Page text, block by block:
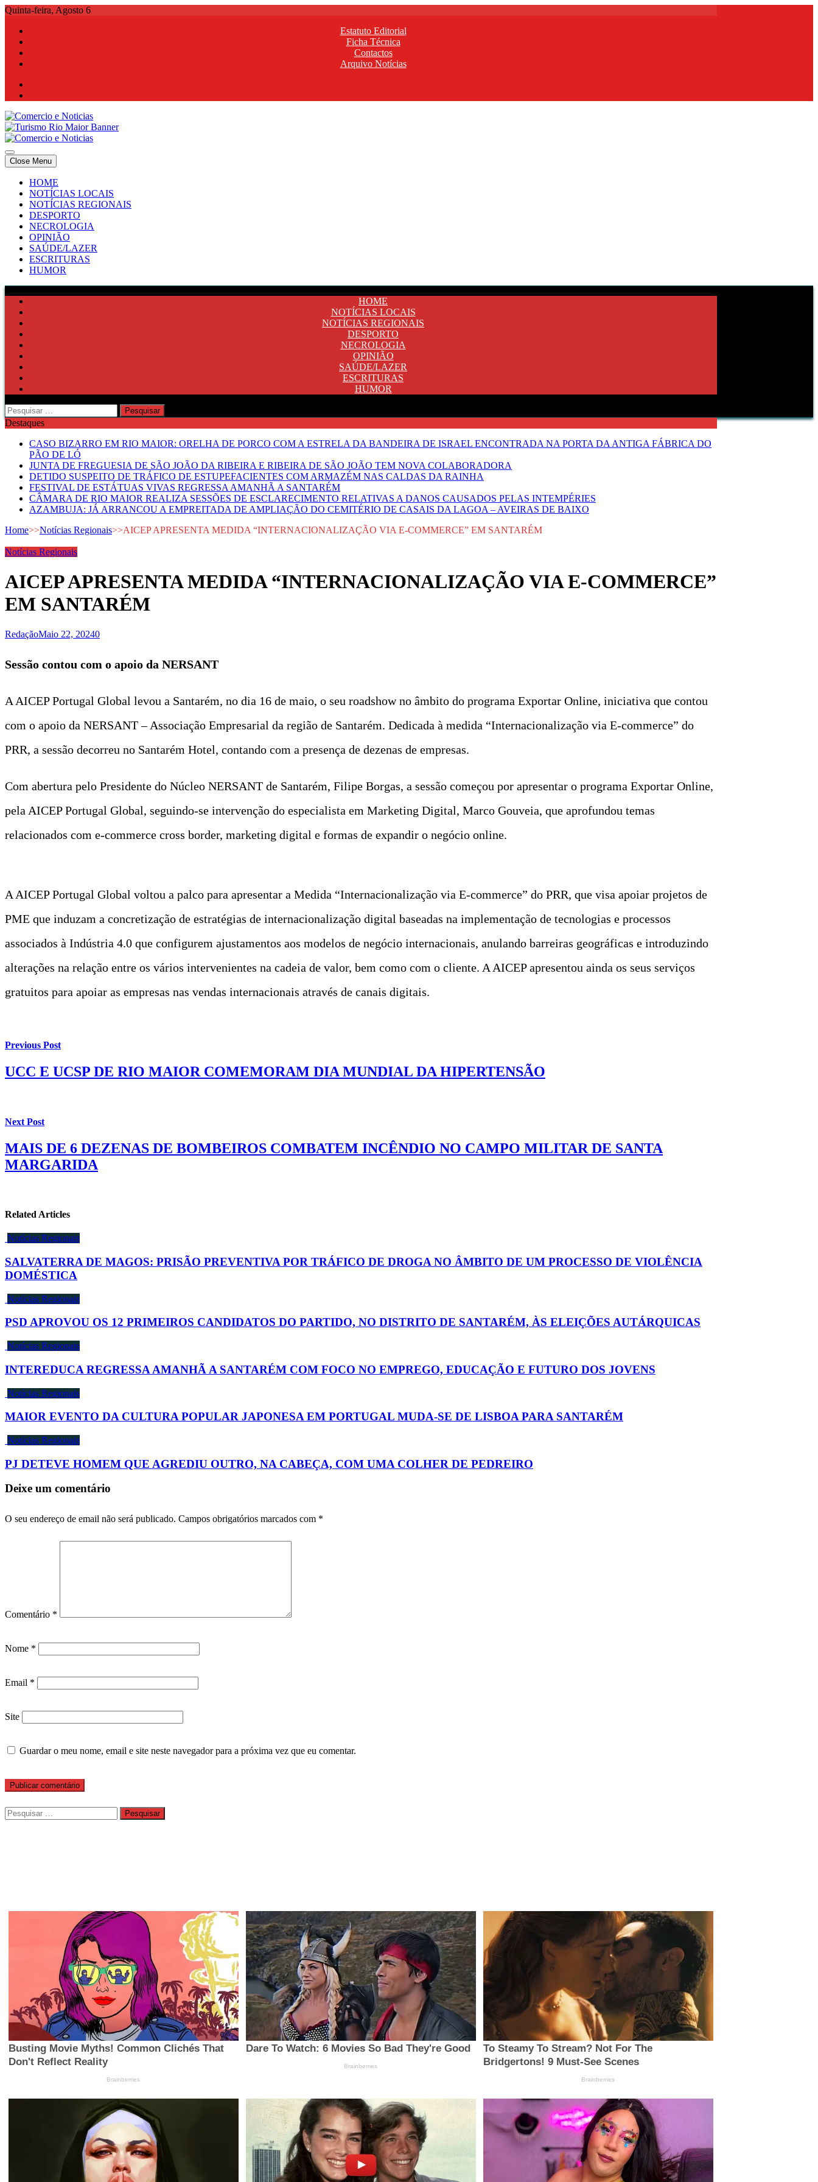
Skip
content
Quinta-feira, Agosto 6
Estatuto Editorial
Ficha Técnica
Contactos
Arquivo Notícias
Comercio e Noticias
Notícias e Publicidade Online
Comercio e Noticias
Notícias e Publicidade Online
Close Menu
HOME
NOTÍCIAS LOCAIS
NOTÍCIAS REGIONAIS
DESPORTO
NECROLOGIA
OPINIÃO
SAÚDE/LAZER
ESCRITURAS
HUMOR
HOME
NOTÍCIAS LOCAIS
NOTÍCIAS REGIONAIS
DESPORTO
NECROLOGIA
OPINIÃO
SAÚDE/LAZER
ESCRITURAS
HUMOR
Pesquisar
por:
Destaques
CASO BIZARRO EM RIO MAIOR: ORELHA DE PORCO COM A ESTRELA DA BANDEIRA DE ISRAEL ENCONTRADA NA PORTA DA ANTIGA FÁBRICA DO
PÃO DE LÓ
JUNTA DE FREGUESIA DE SÃO JOÃO DA RIBEIRA E RIBEIRA DE SÃO JOÃO TEM NOVA COLABORADORA
DETIDO SUSPEITO DE TRÁFICO DE ESTUPEFACIENTES COM ARMAZÉM NAS CALDAS DA RAINHA
FESTIVAL DE ESTÁTUAS VIVAS REGRESSA AMANHÃ A SANTARÉM
CÂMARA DE RIO MAIOR REALIZA SESSÕES DE ESCLARECIMENTO RELATIVAS A DANOS CAUSADOS PELAS INTEMPÉRIES
AZAMBUJA: JÁ ARRANCOU A EMPREITADA DE AMPLIAÇÃO DO CEMITÉRIO DE CASAIS DA LAGOA – AVEIRAS DE BAIXO
Home>>Notícias Regionais>>AICEP APRESENTA MEDIDA “INTERNACIONALIZAÇÃO VIA E-COMMERCE” EM SANTARÉM
Notícias Regionais
AICEP APRESENTA MEDIDA “INTERNACIONALIZAÇÃO VIA E-COMMERCE”
EM SANTARÉM
RedaçãoMaio 22, 20240
Sessão contou com o apoio da NERSANT
A AICEP Portugal Global levou a Santarém, no dia 16 de maio, o seu roadshow no âmbito do programa Exportar Online, iniciativa que contou
com o apoio da NERSANT – Associação Empresarial da região de Santarém. Dedicada à medida “Internacionalização via E-commerce” do
PRR, a sessão decorreu no Santarém Hotel, contando com a presença de dezenas de empresas.
Com abertura pelo Presidente do Núcleo NERSANT de Santarém, Filipe Borgas, a sessão começou por apresentar o programa Exportar Online,
pela AICEP Portugal Global, seguindo-se intervenção do especialista em Marketing Digital, Marco Gouveia, que aprofundou temas
relacionados com e-commerce cross border, marketing digital e formas de expandir o negócio online.
A AICEP Portugal Global voltou a palco para apresentar a Medida “Internacionalização via E-commerce” do PRR, que visa apoiar projetos de
PME que induzam a concretização de estratégias de internacionalização digital baseadas na implementação de tecnologias e processos
associados à Indústria 4.0 que configurem ajustamentos aos modelos de negócio internacionais, anulando barreiras geográficas e introduzindo
alterações na relação entre os vários intervenientes na cadeia de valor, bem como com o cliente. A AICEP apresentou ainda os seus serviços
gratuitos para apoiar as empresas nas vendas internacionais através de canais digitais.
Previous Post
UCC E UCSP DE RIO MAIOR COMEMORAM DIA MUNDIAL DA HIPERTENSÃO
Next Post
MAIS DE 6 DEZENAS DE BOMBEIROS COMBATEM INCÊNDIO NO CAMPO MILITAR DE SANTA
MARGARIDA
Related Articles
Notícias Regionais
SALVATERRA DE MAGOS: PRISÃO PREVENTIVA POR TRÁFICO DE DROGA NO ÂMBITO DE UM PROCESSO DE VIOLÊNCIA
DOMÉSTICA
Notícias Regionais
PSD APROVOU OS 12 PRIMEIROS CANDIDATOS DO PARTIDO, NO DISTRITO DE SANTARÉM, ÀS ELEIÇÕES AUTÁRQUICAS
Notícias Regionais
INTEREDUCA REGRESSA AMANHÃ A SANTARÉM COM FOCO NO EMPREGO, EDUCAÇÃO E FUTURO DOS JOVENS
Notícias Regionais
MAIOR EVENTO DA CULTURA POPULAR JAPONESA EM PORTUGAL MUDA-SE DE LISBOA PARA SANTARÉM
Notícias Regionais
PJ DETEVE HOMEM QUE AGREDIU OUTRO, NA CABEÇA, COM UMA COLHER DE PEDREIRO
Deixe um comentário
O seu endereço de email não será publicado. Campos obrigatórios marcados com *
Comentário *
Nome *
Email *
Site
Guardar o meu nome, email e site neste navegador para a próxima vez que eu comentar.
Pesquisar
por: